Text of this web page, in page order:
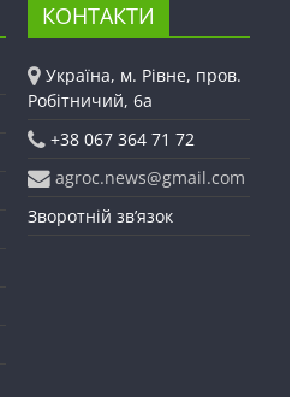
КОНТАКТИ
Україна, м. Рівне, пров.
Робітничий, 6а
+38 067 364 71 72
agroc.news@gmail.com
Зворотній зв’язок